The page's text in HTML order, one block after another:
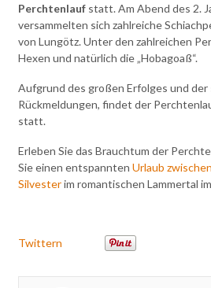
Perchtenlaufstatt. Am Abend des 2.
versammelten sich zahlreiche
von Lungötz. Unter den zahlreichen
Hexen und natürlich die „Hobagoaß“.
Aufgrund des großen Erfolges und
Rückmeldungen, findet der
statt.
Erleben Sie das Brauchtum der
Sie einen entspannten Urlaub
Silvesterim romantischen Lammertal im
Twittern